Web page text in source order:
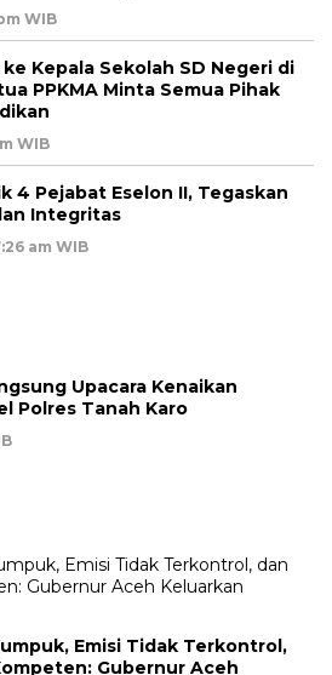
WIB
Kepala Sekolah SD Negeri di
PPKMA Minta Semua Pihak
WIB
4 Pejabat Eselon II, Tegaskan
Integritas
am WIB
Upacara Kenaikan
Polres Tanah Karo
Emisi Tidak Terkontrol,
Gubernur Aceh